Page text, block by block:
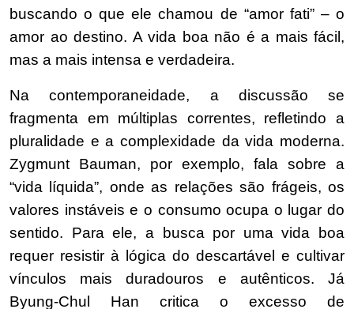
buscando o que ele chamou de “amor fati” – o
amor ao destino. A vida boa não é a mais fácil,
mas a mais intensa e verdadeira.
Na contemporaneidade, a discussão se
fragmenta em múltiplas correntes, refletindo a
pluralidade e a complexidade da vida moderna.
Zygmunt Bauman, por exemplo, fala sobre a
“vida líquida”, onde as relações são frágeis, os
valores instáveis e o consumo ocupa o lugar do
sentido. Para ele, a busca por uma vida boa
requer resistir à lógica do descartável e cultivar
vínculos mais duradouros e autênticos. Já
Byung-Chul Han critica o excesso de